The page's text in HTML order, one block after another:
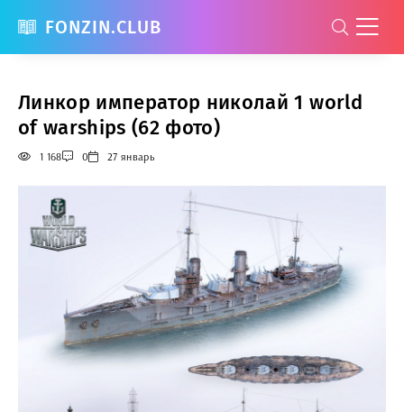
FONZIN.CLUB
Линкор император николай 1 world
of warships (62 фото)
1 168 0 27 январь